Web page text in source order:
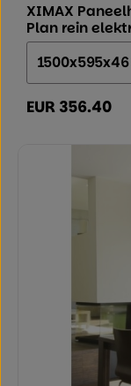
XIMAX
Plan rein
Regulärer Preis:
EUR 356.40